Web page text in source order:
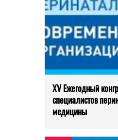
XV Ежегодный
специалистов
медицины